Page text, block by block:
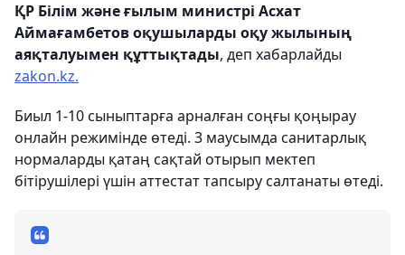
ҚР Білім және ғылым министрі Асхат
Аймағамбетов оқушыларды оқу жылының
аяқталуымен құттықтады, деп хабарлайды
zakon.kz.
Биыл 1-10 сыныптарға арналған соңғы қоңырау
онлайн режимінде өтеді. 3 маусымда санитарлық
нормаларды қатаң сақтай отырып мектеп
бітірушілері үшін аттестат тапсыру салтанаты өтеді.